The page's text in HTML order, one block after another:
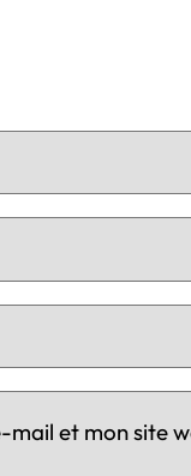
et mon site